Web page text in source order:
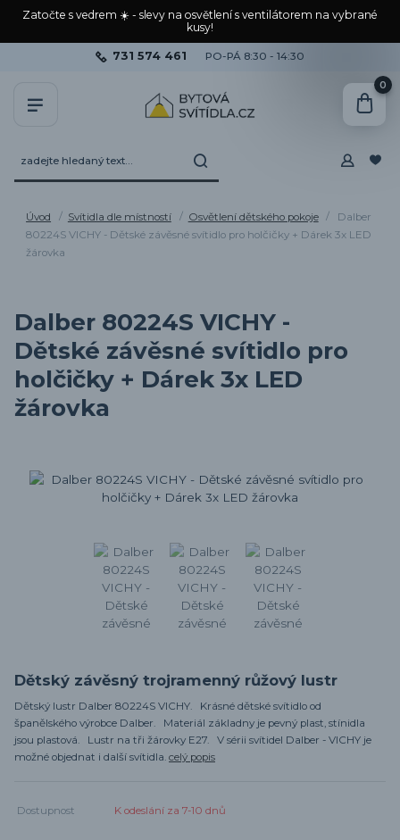
Zatočte s vedrem ☀️ - slevy na osvětlení s ventilátorem na vybrané
kusy!
731 574 461 PO-PÁ 8:30 - 14:30
0
Úvod Svítidla dle místností Osvětlení dětského pokoje
Dalber
80224S VICHY - Dětské závěsné svítidlo pro holčičky + Dárek 3x LED
žárovka
Dalber 80224S VICHY -
Dětské závěsné svítidlo pro
holčičky + Dárek 3x LED
žárovka
Dětský závěsný trojramenný růžový lustr
Dětský lustr Dalber 80224S VICHY. Krásné dětské svítidlo od
španělského výrobce Dalber. Materiál základny je pevný plast, stínidla
jsou plastová. Lustr na tři žárovky E27. V sérii svítidel Dalber - VICHY je
možné objednat i další svítidla. celý popis
Dostupnost K odeslání za 7-10 dnů